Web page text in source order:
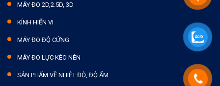
MÁY ĐO 2D,2.5D, 3D
KÍNH HIỂN VI
MÁY ĐO ĐỘ CỨNG
MÁY ĐO LỰC KÉO NÉN
SẢN PHẨM VỀ NHIỆT ĐỘ, ĐỘ ẨM